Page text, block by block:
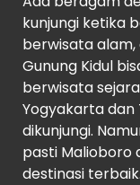
kunjungi ketika
berwisata
Gunung Kidul
berwisata
Yogyakarta
dikunjungi.
pasti Malioboro
destinasi terbaik.